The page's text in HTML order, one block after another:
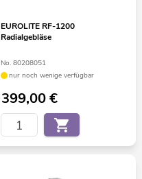
EUROLITE RF-1200
Radialgebläse
No. 80208051
nur noch wenige verfügbar
399,00€